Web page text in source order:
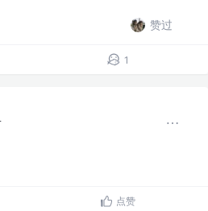
赞过
1
点赞